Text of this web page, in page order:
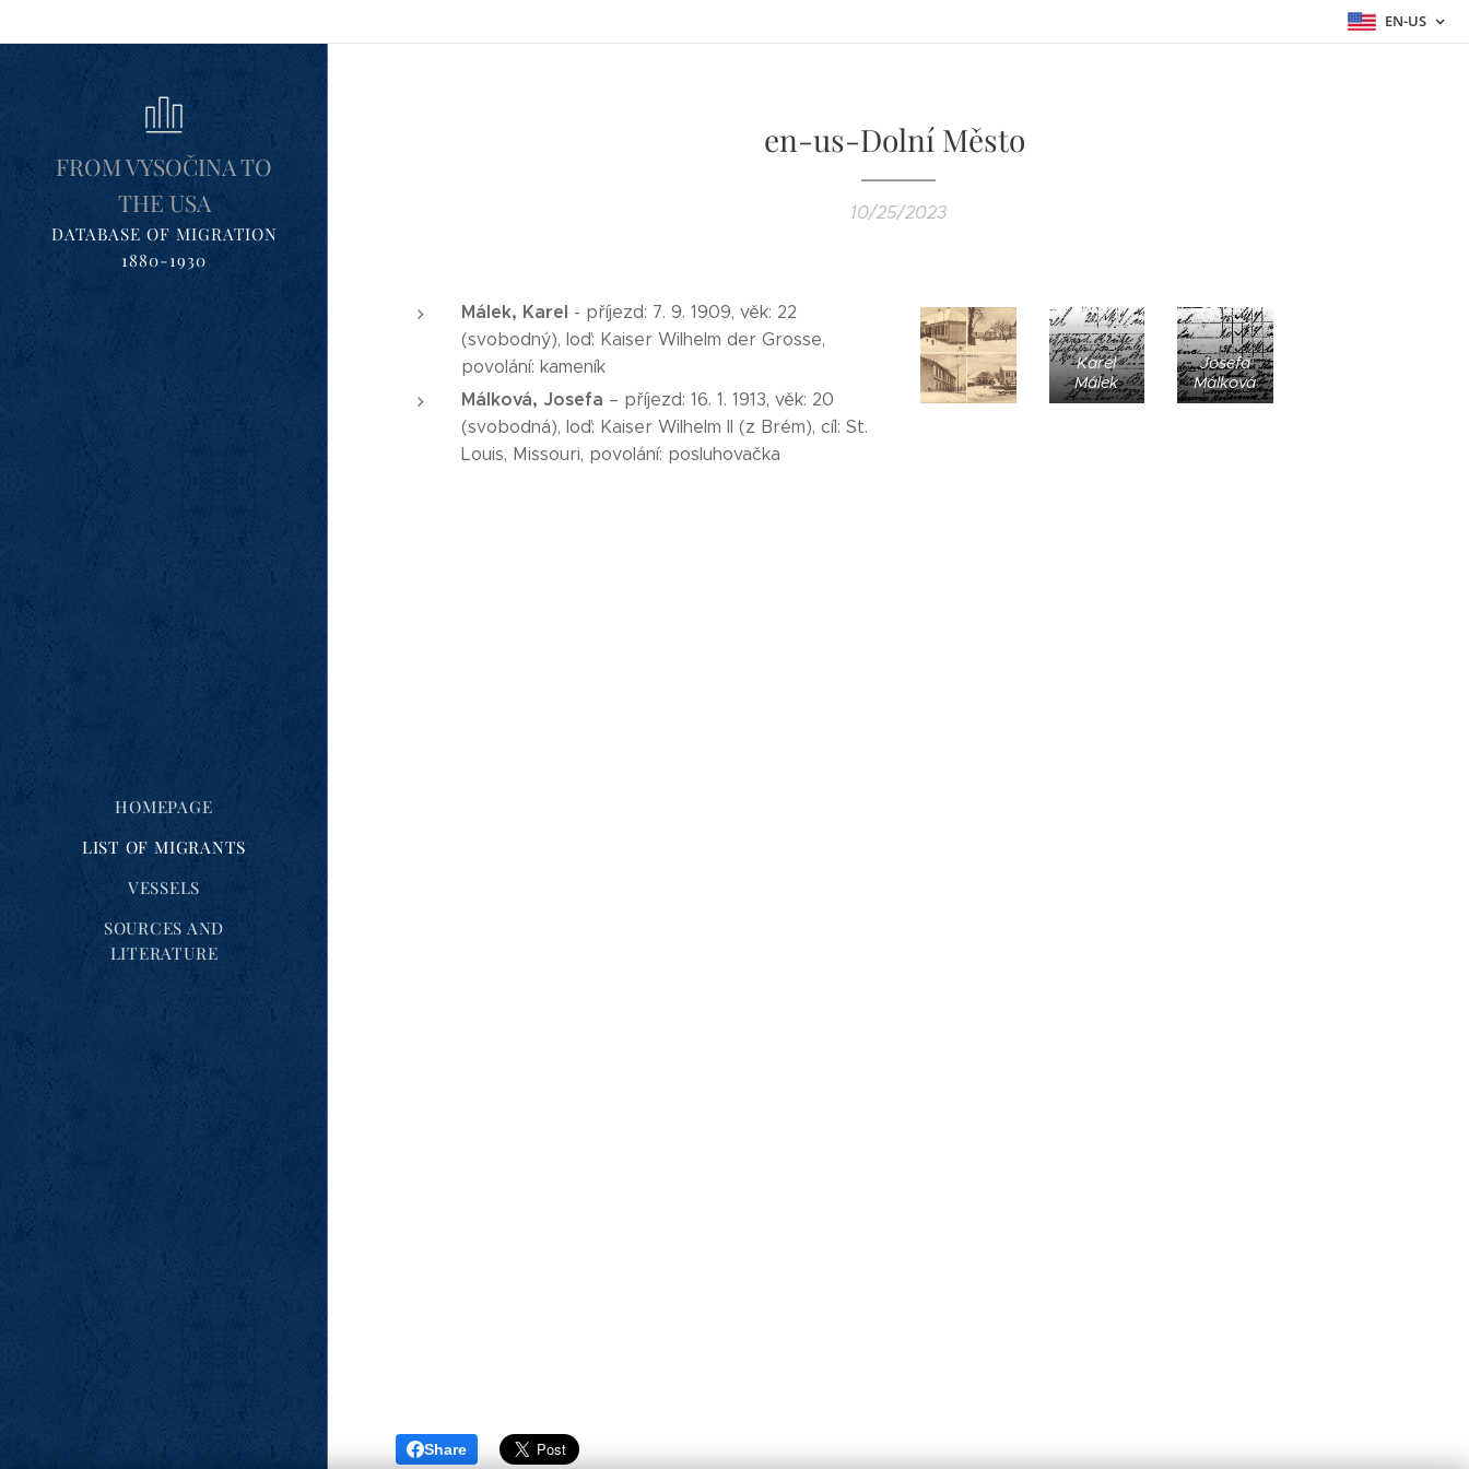
EN-US
FROM VYSOČINA TO
THE USA
DATABASE OF MIGRATION
1880-1930
HOMEPAGE
LIST OF MIGRANTS
VESSELS
SOURCES AND
LITERATURE
en-us-Dolní Město
10/25/2023
Málek, Karel - příjezd: 7. 9. 1909, věk: 22
(svobodný), loď: Kaiser Wilhelm der Grosse,
povolání: kameník
Málková, Josefa – příjezd: 16. 1. 1913, věk: 20
(svobodná), loď: Kaiser Wilhelm II (z Brém), cíl: St.
Louis, Missouri, povolání: posluhovačka
Karel
Málek
Josefa
Málková
Share